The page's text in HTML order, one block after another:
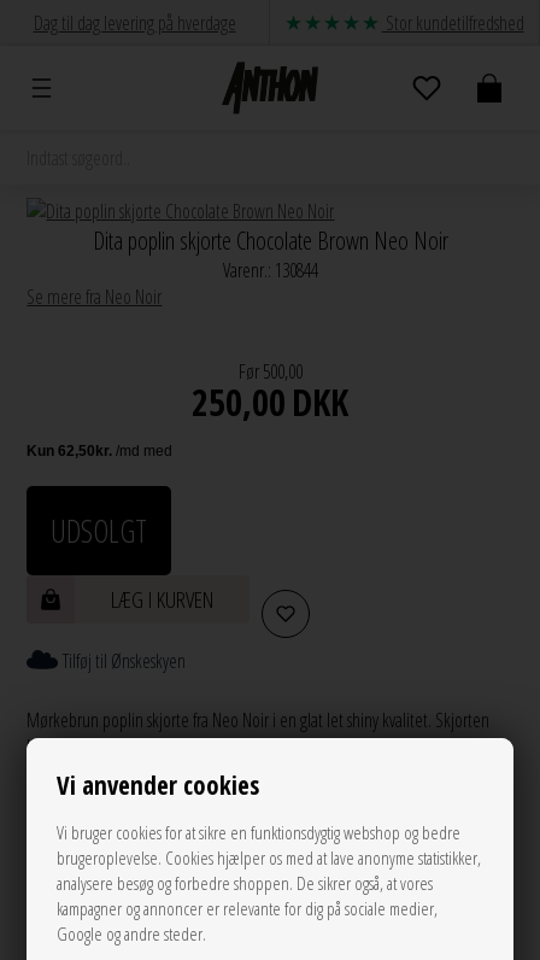
Vi anvender cookies
Vi bruger cookies for at sikre en funktionsdygtig webshop og bedre
brugeroplevelse. Cookies hjælper os med at lave anonyme statistikker,
analysere besøg og forbedre shoppen. De sikrer også, at vores
kampagner og annoncer er relevante for dig på sociale medier,
Google og andre steder.
Dag til dag levering på hverdage Stor kundetilfredshed
Dita poplin skjorte Chocolate Brown Neo Noir
Varenr.: 130844
Se mere fra Neo Noir
Før 500,00
250,00DKK
UDSOLGT
LÆG I KURVEN
Tilføj til Ønskeskyen
Mørkebrun poplin skjorte fra Neo Noir i en glat let shiny kvalitet. Skjorten
har krave, knapper ned foran, samt lange brede ærmer med 2 knapslukning,
så ærmet kan spændes ind.
Mål Str. 38:
Brystomkreds: 117 cm
Længde: Foran: 71 cm - Bagpå: 75 cm